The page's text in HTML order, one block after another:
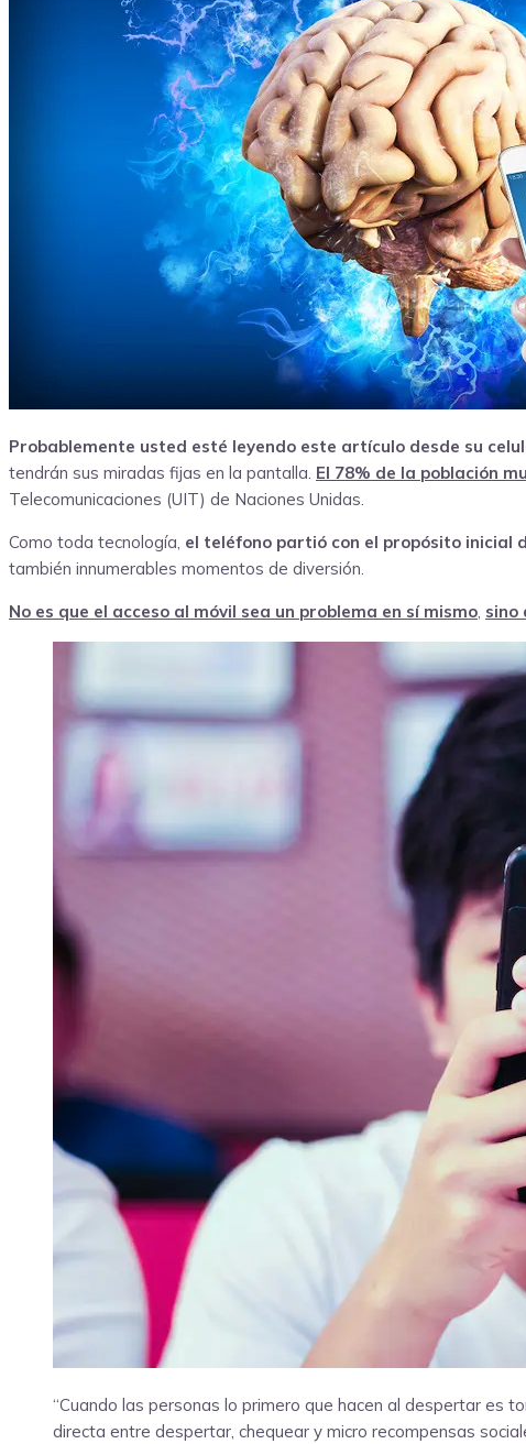
Probablemente usted esté leyendo este artículo desde su
tendrán sus miradas fijas en la pantalla. El 78% de la población
Telecomunicaciones (UIT) de Naciones Unidas.
Como toda tecnología, el teléfono partió con el propósito inicial
también innumerables momentos de diversión.
No es que el acceso al móvil sea un problema en sí mismo, sino
“Cuando las personas lo primero que hacen al despertar es
directa entre despertar, chequear y micro recompensas